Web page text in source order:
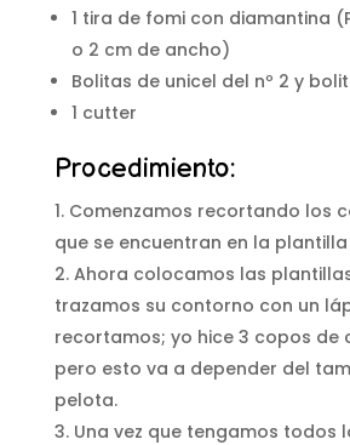
1 tira de fomi con diamantina
o 2 cm de ancho)
Bolitas de unicel del nº 2 y
1 cutter
Procedimiento:
Comenzamos recortando los
que se encuentran en la
Ahora colocamos las
trazamos su contorno con un
recortamos; yo hice 3 copos de
pero esto va a depender del
pelota.
Una vez que tengamos todos